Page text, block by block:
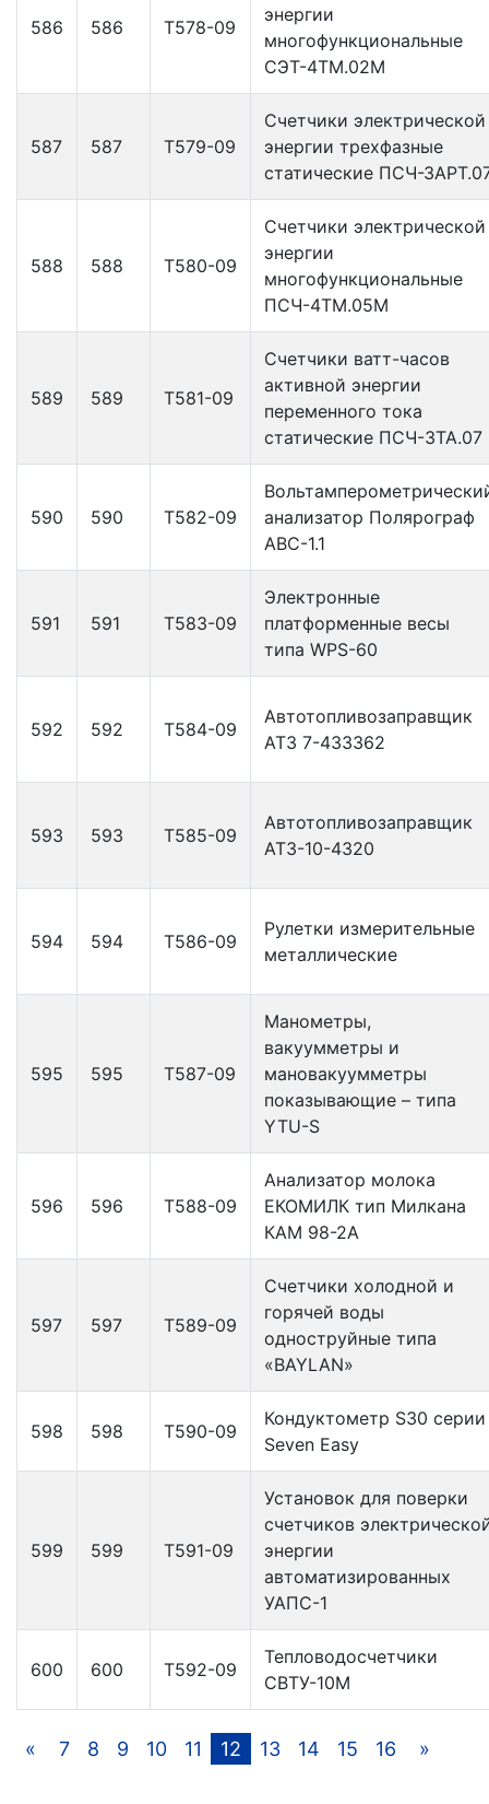
586 586 Т578-09
энергии
многофункциональные
СЭТ-4ТМ.02М
587 587 Т579-09
Счетчики электрической
энергии трехфазные
статические ПСЧ-
588 588 Т580-09
Счетчики электрической
энергии
многофункциональные
ПСЧ-4ТМ.05М
589 589 Т581-09
Счетчики ватт-часов
активной энергии
переменного тока
статические ПСЧ-3ТА.07
590 590 Т582-09
анализатор Полярограф
АВС-1.1
591 591 Т583-09
Электронные
платформенные весы
типа WPS-60
592 592 Т584-09
Автотопливозаправщик
АТЗ 7-433362
593 593 Т585-09
Автотопливозаправщик
АТЗ-10-4320
594 594 Т586-09
Рулетки измерительные
металлические
595 595 Т587-09
Манометры,
вакуумметры и
мановакуумметры
показывающие – типа
YTU-S
596 596 Т588-09
Анализатор молока
ЕКОМИЛК тип Милкана
КАМ 98-2А
597 597 Т589-09
Счетчики холодной и
горячей воды
одноструйные типа
«BAYLAN»
598 598 Т590-09
Кондуктометр S30 серии
Seven Easy
599 599 Т591-09
Установок для поверки
счетчиков
энергии
автоматизированных
УАПС-1
600 600 Т592-09
Тепловодосчетчики
СВТУ-10М
« 7 8 9 10 11 12 13 14 15 16 »